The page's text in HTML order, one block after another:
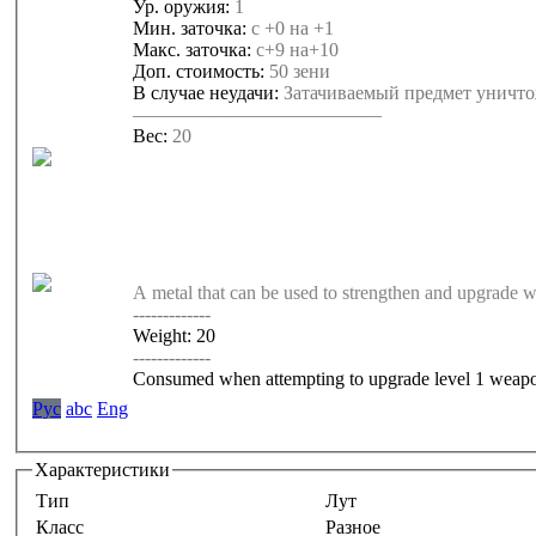
Ур. оружия: 1
Мин. заточка: с +0 на +1
Макс. заточка: с+9 на+10
Доп. стоимость: 50 зени
В случае неудачи: Затачиваемый предмет
—————————————
Вес: 20
A metal that can be used to strengthen and upgrade
-------------
Weight: 20
-------------
Consumed when attempting to upgrade level 1
Pyc abc Eng
Характеристики
Тип
Лут
Класс
Разное